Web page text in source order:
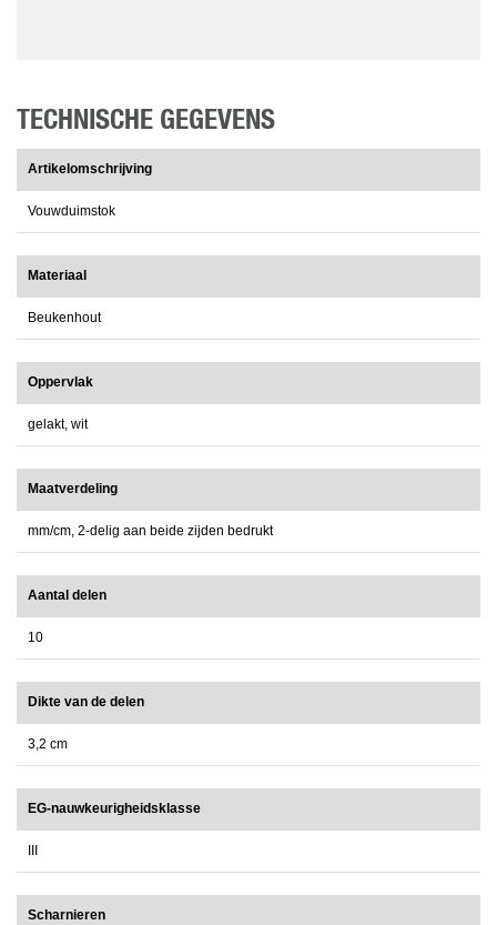
TECHNISCHE GEGEVENS
Artikelomschrijving
Vouwduimstok
Materiaal
Beukenhout
Oppervlak
gelakt, wit
Maatverdeling
mm/cm, 2-delig aan beide zijden bedrukt
Aantal delen
10
Dikte van de delen
3,2 cm
EG-nauwkeurigheidsklasse
Scharnieren